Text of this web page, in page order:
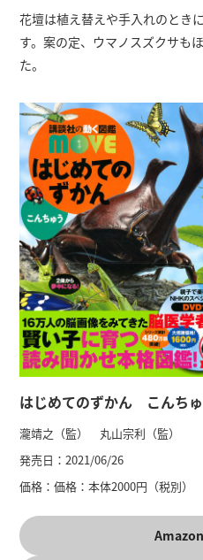
花壇は植え替えや手入れのとき
す。案の定、ウマノスズクサも
た。
はじめてのずかん こんち
瀧靖之（監） 丸山宗利（監）
発売日：2021/06/26
価格：価格：本体2000円（税別）